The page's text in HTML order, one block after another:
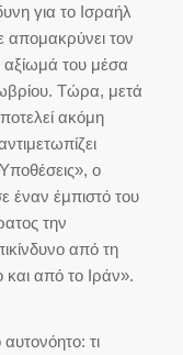
για το Ισραήλ
απομακρύνει τον
του μέσα
Τώρα, μετά
ακόμη
ο
έναν έμπιστό του
την
από τη
από το Ιράν».
τι